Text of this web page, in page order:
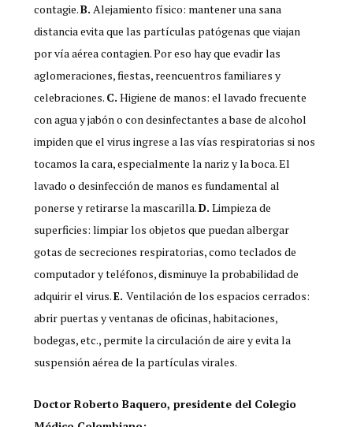
contagie.B. Alejamiento físico: mantener una sana
distancia evita que las partículas patógenas que viajan
por vía aérea contagien. Por eso hay que evadir las
aglomeraciones, fiestas, reencuentros familiares y
celebraciones. C. Higiene de manos: el lavado frecuente
con agua y jabón o con desinfectantes a base de alcohol
impiden que el virus ingrese a las vías respiratorias si nos
tocamos la cara, especialmente la nariz y la boca. El
lavado o desinfección de manos es fundamental al
ponerse y retirarse la mascarilla.D. Limpieza de
superficies: limpiar los objetos que puedan albergar
gotas de secreciones respiratorias, como teclados de
computador y teléfonos, disminuye la probabilidad de
adquirir el virus.E. Ventilación de los espacios cerrados:
abrir puertas y ventanas de oficinas, habitaciones,
bodegas, etc., permite la circulación de aire y evita la
suspensión aérea de la partículas virales.
Doctor Roberto Baquero, presidente del Colegio